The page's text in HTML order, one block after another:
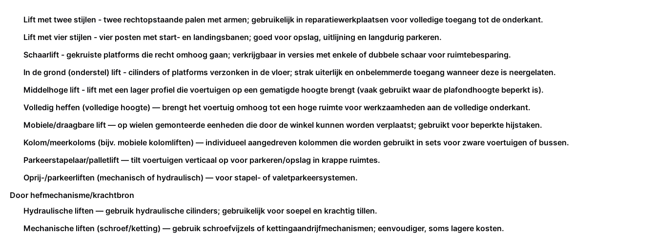
Lift met twee stijlen - twee rechtopstaande palen met armen; gebruikelijk in reparatiewerkplaatsen voor volledige toegang tot de onderkant.
Lift met vier stijlen - vier posten met start- en landingsbanen; goed voor opslag, uitlijning en langdurig parkeren.
Schaarlift - gekruiste platforms die recht omhoog gaan; verkrijgbaar in versies met enkele of dubbele schaar voor ruimtebesparing.
In de grond (onderstel) lift - cilinders of platforms verzonken in de vloer; strak uiterlijk en onbelemmerde toegang wanneer deze is neergelaten.
Middelhoge lift - lift met een lager profiel die voertuigen op een gematigde hoogte brengt (vaak gebruikt waar de plafondhoogte beperkt is).
Volledig heffen (volledige hoogte) — brengt het voertuig omhoog tot een hoge ruimte voor werkzaamheden aan de volledige onderkant.
Mobiele/draagbare lift — op wielen gemonteerde eenheden die door de winkel kunnen worden verplaatst; gebruikt voor beperkte hijstaken.
Kolom/meerkoloms (bijv. mobiele kolomliften) — individueel aangedreven kolommen die worden gebruikt in sets voor zware voertuigen of bussen.
Parkeerstapelaar/palletlift — tilt voertuigen verticaal op voor parkeren/opslag in krappe ruimtes.
Oprij-/parkeerliften (mechanisch of hydraulisch) — voor stapel- of valetparkeersystemen.
Door hefmechanisme/krachtbron
Hydraulische liften — gebruik hydraulische cilinders; gebruikelijk voor soepel en krachtig tillen.
Mechanische liften (schroef/ketting) — gebruik schroefvijzels of kettingaandrijfmechanismen; eenvoudiger, soms lagere kosten.